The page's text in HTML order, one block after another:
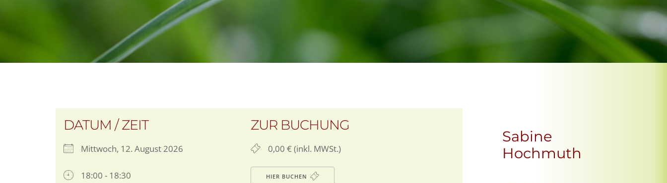
DATUM / ZEIT
Mittwoch, 12. August 2026
18:00 - 18:30
ZUR BUCHUNG
0,00 € (inkl. MWSt.)
HIER BUCHEN
Sabine
Hochmuth